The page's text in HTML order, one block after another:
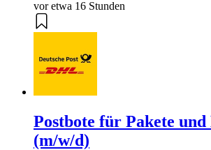
vor etwa 16 Stunden
Postbote für Pakete
(m/w/d)